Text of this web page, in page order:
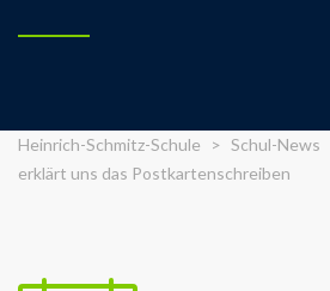
Heinrich-Schmitz-Schule > Schul-News
erklärt uns das Postkartenschreiben